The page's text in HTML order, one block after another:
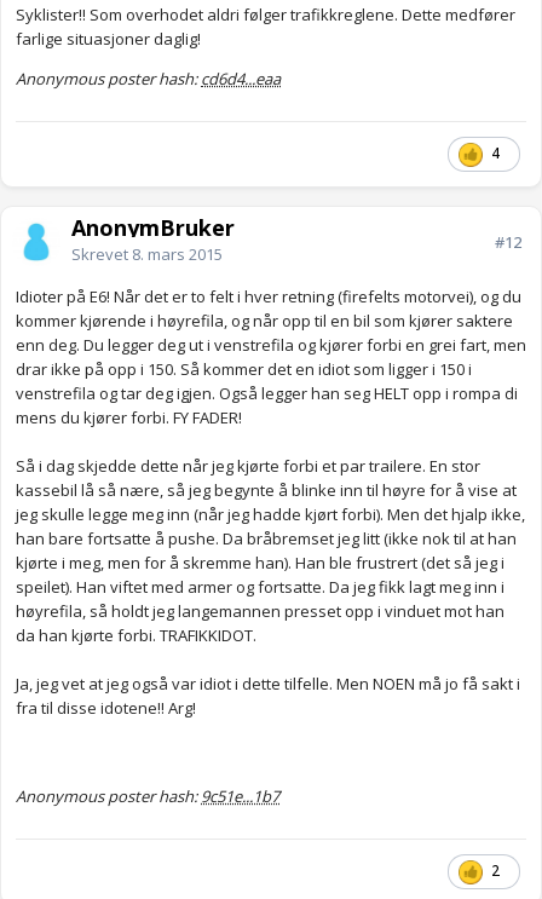
Syklister!! Som overhodet aldri følger trafikkreglene. Dette medfører
farlige situasjoner daglig!
Anonymous poster hash:cd6d4...eaa
4
AnonymBruker
Skrevet 8. mars 2015
#12
Idioter på E6! Når det er to felt i hver retning (firefelts motorvei), og du
kommer kjørende i høyrefila, og når opp til en bil som kjører saktere
enn deg. Du legger deg ut i venstrefila og kjører forbi en grei fart, men
drar ikke på opp i 150. Så kommer det en idiot som ligger i 150 i
venstrefila og tar deg igjen. Også legger han seg HELT opp i rompa di
mens du kjører forbi. FY FADER!
Så i dag skjedde dette når jeg kjørte forbi et par trailere. En stor
kassebil lå så nære, så jeg begynte å blinke inn til høyre for å vise at
jeg skulle legge meg inn (når jeg hadde kjørt forbi). Men det hjalp ikke,
han bare fortsatte å pushe. Da bråbremset jeg litt (ikke nok til at han
kjørte i meg, men for å skremme han). Han ble frustrert (det så jeg i
speilet). Han viftet med armer og fortsatte. Da jeg fikk lagt meg inn i
høyrefila, så holdt jeg langemannen presset opp i vinduet mot han
da han kjørte forbi. TRAFIKKIDOT.
Ja, jeg vet at jeg også var idiot i dette tilfelle. Men NOEN må jo få sakt i
fra til disse idotene!! Arg!
Anonymous poster hash:9c51e...1b7
2